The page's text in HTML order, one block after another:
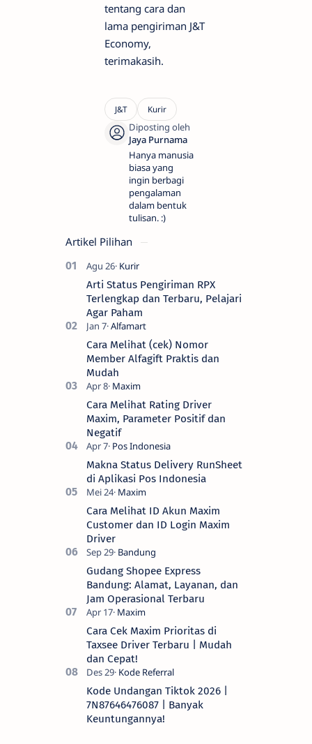
tentang cara dan
lama pengiriman J&T
Economy,
terimakasih.
Hanya manusia
biasa yang
ingin berbagi
pengalaman
dalam bentuk
tulisan. :)
Artikel Pilihan
Arti Status Pengiriman RPX
Terlengkap dan Terbaru, Pelajari
Agar Paham
Cara Melihat (cek) Nomor
Member Alfagift Praktis dan
Mudah
Cara Melihat Rating Driver
Maxim, Parameter Positif dan
Negatif
Makna Status Delivery RunSheet
di Aplikasi Pos Indonesia
Cara Melihat ID Akun Maxim
Customer dan ID Login Maxim
Driver
Gudang Shopee Express
Bandung: Alamat, Layanan, dan
Jam Operasional Terbaru
Cara Cek Maxim Prioritas di
Taxsee Driver Terbaru | Mudah
dan Cepat!
Kode Undangan Tiktok 2026 |
7N87646476087 | Banyak
Keuntungannya!